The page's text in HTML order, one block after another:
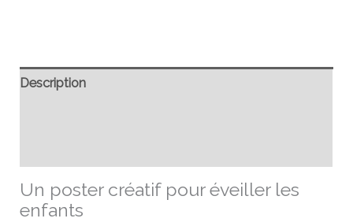
Description
Un poster créatif pour éveiller les
enfants